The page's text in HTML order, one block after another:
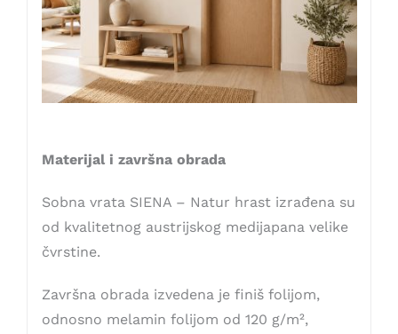
Materijal i završna obrada
Sobna vrata SIENA – Natur hrast izrađena su
od kvalitetnog austrijskog medijapana velike
čvrstine.
Završna obrada izvedena je finiš folijom,
odnosno melamin folijom od 120 g/m²,